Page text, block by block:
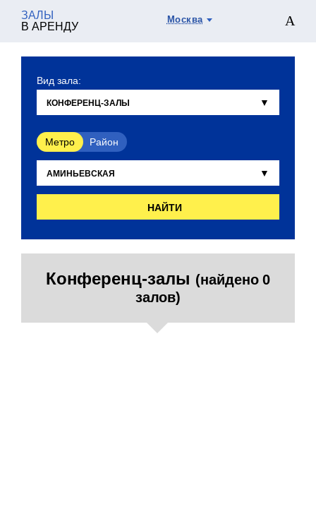
ЗАЛЫ
В АРЕНДУ
Москва
Вид зала:
Метро Район
НАЙТИ
Конференц-залы (найдено 0
залов)